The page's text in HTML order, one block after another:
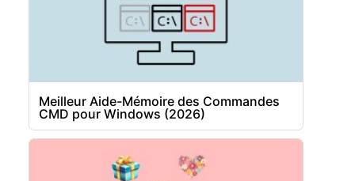
Meilleur Aide-Mémoire des Commandes
CMD pour Windows (2026)